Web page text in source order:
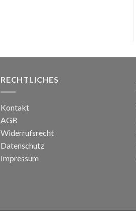
RECHTLICHES
Kontakt
AGB
Widerrufsrecht
Datenschutz
Impressum